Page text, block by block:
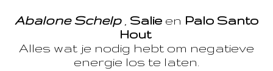
Abalone Schelp, Salie en Palo Santo
Hout
Alles wat je nodig hebt om negatieve
energie los te laten.